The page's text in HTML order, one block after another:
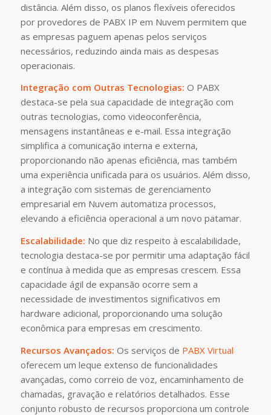
distância. Além disso, os planos flexíveis oferecidos
por provedores de PABX IP em Nuvem permitem que
as empresas paguem apenas pelos serviços
necessários, reduzindo ainda mais as despesas
operacionais.
Integração com Outras Tecnologias: O PABX
destaca-se pela sua capacidade de integração com
outras tecnologias, como videoconferência,
mensagens instantâneas e e-mail. Essa integração
simplifica a comunicação interna e externa,
proporcionando não apenas eficiência, mas também
uma experiência unificada para os usuários. Além disso,
a integração com sistemas de gerenciamento
empresarial em Nuvem automatiza processos,
elevando a eficiência operacional a um novo patamar.
Escalabilidade: No que diz respeito à escalabilidade,
tecnologia destaca-se por permitir uma adaptação fácil
e contínua à medida que as empresas crescem. Essa
capacidade ágil de expansão ocorre sem a
necessidade de investimentos significativos em
hardware adicional, proporcionando uma solução
econômica para empresas em crescimento.
Recursos Avançados: Os serviços de PABX Virtual
oferecem um leque extenso de funcionalidades
avançadas, como correio de voz, encaminhamento de
chamadas, gravação e relatórios detalhados. Esse
conjunto robusto de recursos proporciona um controle